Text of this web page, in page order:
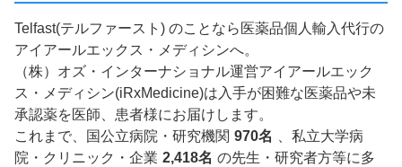
Telfast(テルファースト) のことなら医薬品個人輸入代行の
アイアールエックス・メディシンへ。
（株）オズ・インターナショナル運営アイアールエック
ス・メディシン(iRxMedicine)は入手が困難な医薬品や未
承認薬を医師、患者様にお届けします。
これまで、国公立病院・研究機関 970名
、私立大学病
院・クリニック・企業 2,418名 の先生・研究者方等に多